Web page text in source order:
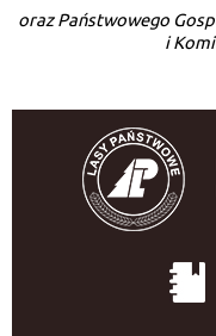
oraz Państwowego
i